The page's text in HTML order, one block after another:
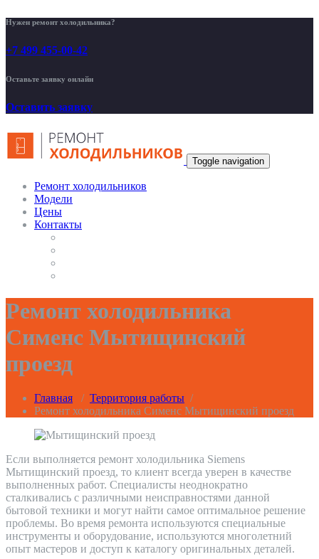
Нужен ремонт холодильника?
+7 499 455-00-42
Оставьте заявку онлайн
Оставить заявку
Toggle navigation
Ремонт холодильников
Модели
Цены
Контакты
Ремонт холодильника
Сименс Мытищинский
проезд
Главная / Территория работы /
Ремонт холодильника Сименс Мытищинский проезд
Если выполняется ремонт холодильника Siemens
Мытищинский проезд, то клиент всегда уверен в качестве
выполненных работ. Специалисты неоднократно
сталкивались с различными неисправностями данной
бытовой техники и могут найти самое оптимальное решение
проблемы. Во время ремонта используются специальные
инструменты и оборудование, используются многолетний
опыт мастеров и доступ к каталогу оригинальных деталей.